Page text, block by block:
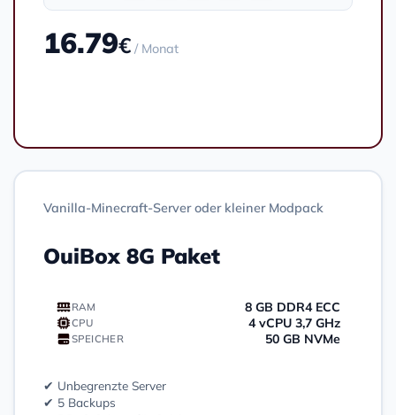
Vanilla-Minecraft-Server oder kleiner Modpack
OuiBox 8G Paket
RAM 8 GB DDR4 ECC
CPU 4 vCPU 3,7 GHz
SPEICHER 50 GB NVMe
✔ Unbegrenzte Server
✔ 5 Backups
16.79€ / Monat